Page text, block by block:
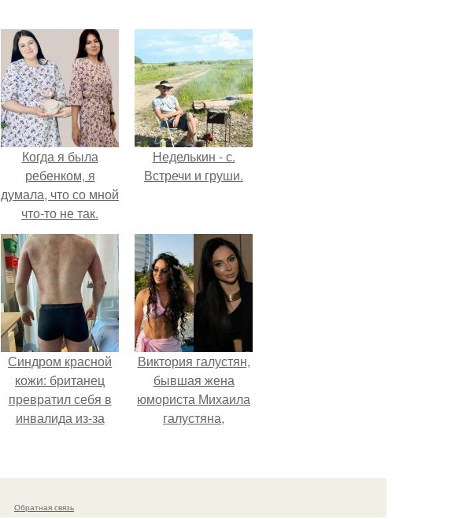
Когда я была
ребенком, я
думала, что со мной
что-то не так.
Неделькин - с.
Встречи и груши.
Синдром красной
кожи: британец
превратил себя в
инвалида из-за
мази.
Виктория галустян,
бывшая жена
юмориста Михаила
галустяна,
последствиях
Обратная связь